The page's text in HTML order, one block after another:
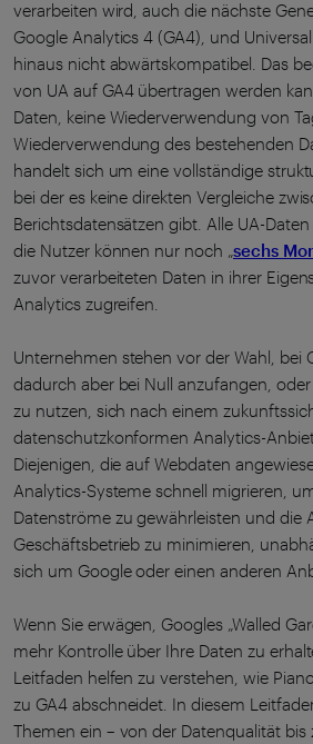
verarbeiten wird, auch die nächste
Google Analytics 4 (GA4), und
hinaus nicht abwärtskompatibel. Das
von UA auf GA4 übertragen werden
Daten, keine Wiederverwendung von
Wiederverwendung des bestehenden
handelt sich um eine vollständige
bei der es keine direkten Vergleiche
Berichtsdatensätzen gibt. Alle UA-
die Nutzer können nur noch „sechs
zuvor verarbeiteten Daten in ihrer
Analytics zugreifen.
Unternehmen stehen vor der Wahl, bei
dadurch aber bei Null anzufangen,
zu nutzen, sich nach einem
datenschutzkonformen Analytics-
Diejenigen, die auf Webdaten
Analytics-Systeme schnell migrieren,
Datenströme zu gewährleisten und die
Geschäftsbetrieb zu minimieren,
sich um Google oder einen anderen
Wenn Sie erwägen, Googles „Walled
mehr Kontrolle über Ihre Daten zu
Leitfaden helfen zu verstehen, wie
zu GA4 abschneidet. In diesem
Themen ein – von der Datenqualität bis